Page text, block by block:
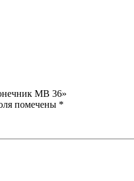
MB 36»
помечены *